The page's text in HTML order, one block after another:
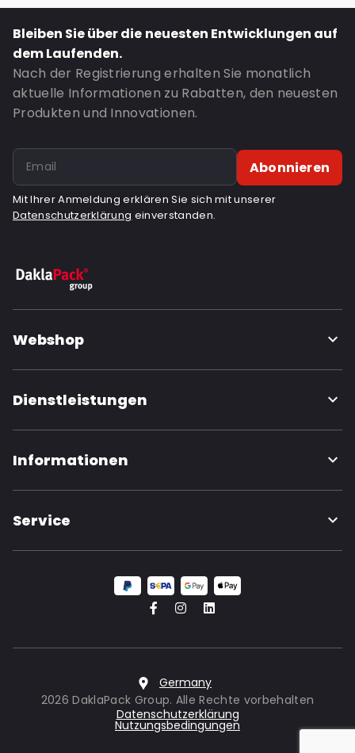
Bleiben Sie über die neuesten Entwicklungen auf
dem Laufenden.
Nach der Registrierung erhalten Sie monatlich
aktuelle Informationen zu Rabatten, den neuesten
Produkten und Innovationen.
Abonnieren
Mit Ihrer Anmeldung erklären Sie sich mit unserer
Datenschutzerklärung einverstanden.
Webshop
Dienstleistungen
Informationen
Service
Germany
2026 DaklaPack Group. Alle Rechte vorbehalten
Datenschutzerklärung
Nutzungsbedingungen